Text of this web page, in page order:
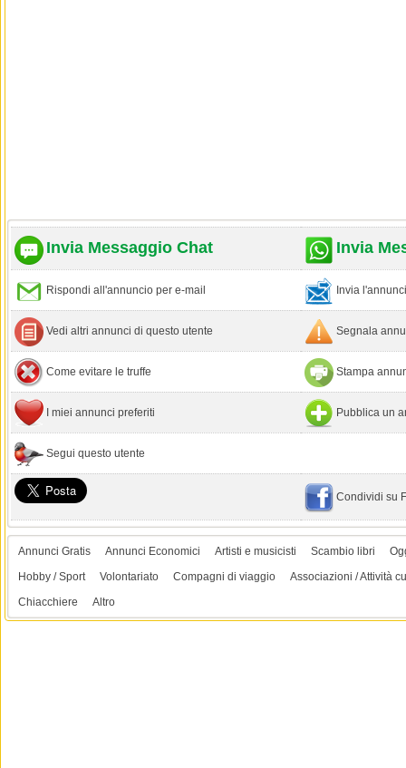
Invia Messaggio Chat Invia
Rispondi all'annuncio per e-mail Invia
Vedi altri annunci di questo utente Segnala
Come evitare le truffe Stampa
I miei annunci preferiti Pubblica un
Segui questo utente
Condividi su
Annunci Gratis Annunci Economici Artisti e musicisti Scambio libri
Hobby / Sport
Volontariato Compagni di viaggio
Associazioni / Attività
Chiacchiere
Altro